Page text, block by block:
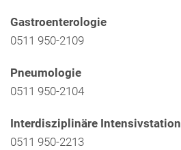
Gastroenterologie
0511 950-2109
Pneumologie
0511 950-2104
Interdisziplinäre Intensivstation
0511 950-2213